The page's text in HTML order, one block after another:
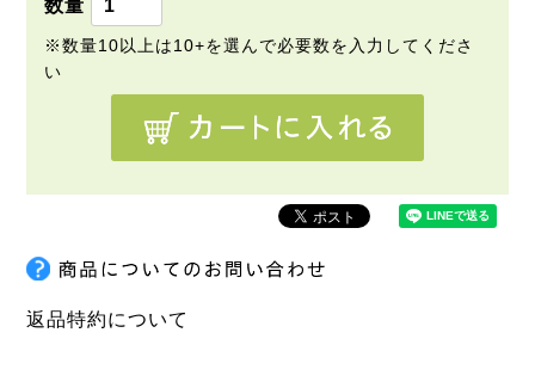
返品特約について